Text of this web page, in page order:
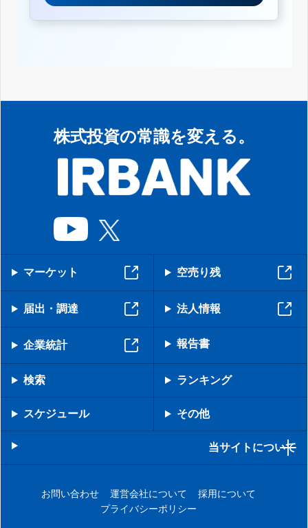
株式投資の常識を変える。
マーケット 空売り残
届出・調達 法人情報
企業統計 報告書
検索 ランキング
スケジュール その他
当サイトについて
お問い合わせ 運営会社について
採用について
プライバシーポリシー